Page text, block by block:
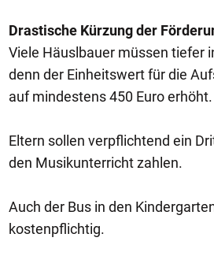
Drastische Kürzung der
Viele Häuslbauer müssen tiefer
denn der Einheitswert für die
auf mindestens 450 Euro erhöht.
Eltern sollen verpflichtend ein
den Musikunterricht zahlen.
Auch der Bus in den
kostenpflichtig.